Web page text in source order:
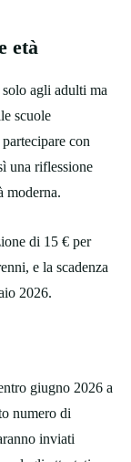
età
agli adulti ma
scuole
con
una riflessione
moderna.
di 15 € per
e la scadenza
2026.
giugno 2026 a
numero di
inviati